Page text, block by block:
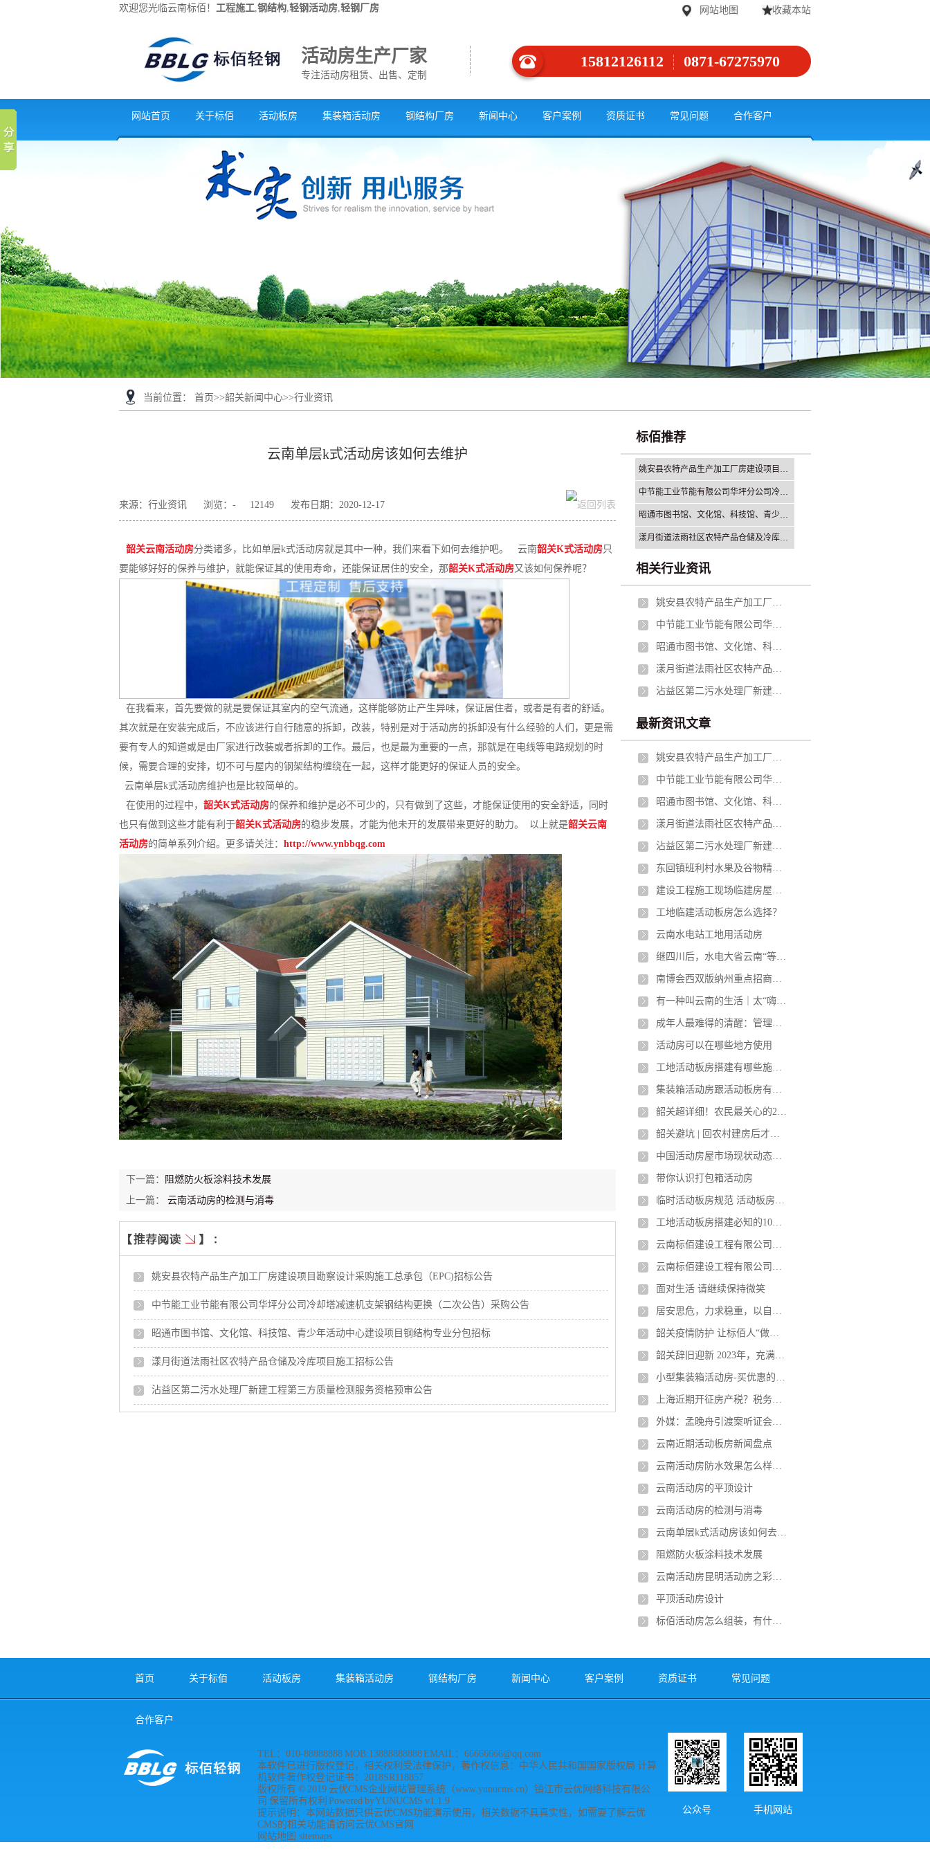
网站地图 收藏本站
欢迎您光临云南标佰！ 工程施工,钢结构,轻钢活动房,轻钢厂房
活动房生产厂家
专注活动房租赁、出售、定制
15812126112 0871-67275970
网站首页 关于标佰 活动板房 集装箱活动房 钢结构厂房 新闻中心 客户案例 资质证书 常见问题 合作客户
当前位置 ： 首页>>韶关新闻中心>>行业资讯
云南单层k式活动房该如何去维护
来源：行业资讯 浏览： - 12149 发布日期：2020-12-17
韶关云南活动房分类诸多，比如单层k式活动房就是其中一种，我们来看下如何去维护吧。 云南韶关K式活动房只
要能够好好的保养与维护，就能保证其的使用寿命，还能保证居住的安全，那韶关K式活动房又该如何保养呢？
在我看来，首先要做的就是要保证其室内的空气流通，这样能够防止产生异味，保证居住者，或者是有者的舒适。
其次就是在安装完成后，不应该进行自行随意的拆卸，改装，特别是对于活动房的拆卸没有什么经验的人们，更是需
要有专人的知道或是由厂家进行改装或者拆卸的工作。最后，也是最为重要的一点，那就是在电线等电路规划的时
候，需要合理的安排，切不可与屋内的钢架结构缠绕在一起，这样才能更好的保证人员的安全。
云南单层k式活动房维护也是比较简单的。
在使用的过程中， 韶关K式活动房的保养和维护是必不可少的，只有做到了这些，才能保证使用的安全舒适，同时
也只有做到这些才能有利于韶关K式活动房的稳步发展，才能为他未开的发展带来更好的助力。 以上就是韶关云南
活动房的简单系列介绍。更多请关注： http://www.ynbbqg.com
下一篇：
阻燃防火板涂料技术发展
上一篇： 云南活动房的检测与消毒
姚安县农特产品生产加工厂房建设项目勘察设计采购施工总承包（EPC)招标公告
中节能工业节能有限公司华坪分公司冷却塔减速机支架钢结构更换（二次公告）采购公告
昭通市图书馆、文化馆、科技馆、青少年活动中心建设项目钢结构专业分包招标
漾月街道法雨社区农特产品仓储及冷库项目施工招标公告
沾益区第二污水处理厂新建工程第三方质量检测服务资格预审公告
标佰推荐
姚安县农特产品生产加工厂房建设项目勘察设计采购施工总承包（EPC)招标公告
中节能工业节能有限公司华坪分公司冷却塔减速机支架钢结构更换（二次公告）采购公告
昭通市图书馆、文化馆、科技馆、青少年活动中心建设项目钢结构专业分包招标
漾月街道法雨社区农特产品仓储及冷库项目施工招标公告
相关行业资讯
姚安县农特产品生产加工厂房建设项目勘察设计采购施工总承包（EPC)招标公告
中节能工业节能有限公司华坪分公司冷却塔减速机支架钢结构更换（二次公告）采购公告
昭通市图书馆、文化馆、科技馆、青少年活动中心建设项目钢结构专业分包招标
漾月街道法雨社区农特产品仓储及冷库项目施工招标公告
沾益区第二污水处理厂新建工程第三方质量检测服务资格预审公告
最新资讯文章
姚安县农特产品生产加工厂房建设项目勘察设计采购施工总承包（EPC)招标公告
中节能工业节能有限公司华坪分公司冷却塔减速机支架钢结构更换（二次公告）采购公告
昭通市图书馆、文化馆、科技馆、青少年活动中心建设项目钢结构专业分包招标
漾月街道法雨社区农特产品仓储及冷库项目施工招标公告
沾益区第二污水处理厂新建工程第三方质量检测服务资格预审公告
东回镇班利村水果及谷物精深加工车间项目资格预审公告
建设工程施工现场临建房屋技术规程（轻型钢结构部分）
工地临建活动板房怎么选择？
云南水电站工地用活动房
继四川后，水电大省云南“等水来”：能源富省为何频现电力吃紧
南博会西双版纳州重点招商引资推介会在昆明举办
有一种叫云南的生活｜太“嗨皮”了，她获得的奖品是1吨柑桔！
成年人最难得的清醒：管理好自己的能量
活动房可以在哪些地方使用
工地活动板房搭建有哪些施工要求?
集装箱活动房跟活动板房有什么区别？那种更好呢？
韶关超详细！农民最关心的22个宅基地问题
韶关避坑 | 回农村建房后才知道，有30个坑在等你
中国活动房屋市场现状动态及前景趋势预测报告2021-2026年
带你认识打包箱活动房
临时活动板房规范 活动板房的质量标准是什么？
工地活动板房搭建必知的10个注意事项！
云南标佰建设工程有限公司介绍--英文版
云南标佰建设工程有限公司介绍--中文版
面对生活 请继续保持微笑
居安思危，力求稳重，以自身确定性应对不确定性
韶关疫情防护 让标佰人“做自己健康的责任人”
韶关辞旧迎新 2023年，充满新希望！
小型集装箱活动房-买优惠的集装箱箱房选择云南标佰轻钢活动房屋
上海近期开征房产税？税务局辟谣：征收试点已超10年
外媒：孟晚舟引渡案听证会结束 法官将于10月21日作出裁决
云南近期活动板房新闻盘点
云南活动房防水效果怎么样呢？防腐性如何？
云南活动房的平顶设计
云南活动房的检测与消毒
云南单层k式活动房该如何去维护
阻燃防火板涂料技术发展
云南活动房昆明活动房之彩钢板活动房
平顶活动房设计
标佰活动房怎么组装，有什么方法
首页 关于标佰 活动板房 集装箱活动房 钢结构厂房 新闻中心 客户案例 资质证书 常见问题
合作客户
TEL：010-88888888 MOB:13888888888 EMAIL：66666666@qq.com
本软件已进行版权登记，相关权利受法律保护，著作权信息：中华人民共和国国家版权局 计算
机软件著作权登记证书：2018SR118857
版权所有 © 2019 云优CMS企业网站管理系统（www.yunucms.cn）镇江市云优网络科技有限公
司 保留所有权利 Powered by YUNUCMS v1.1.9
提示说明：本网站数据只供云优CMS功能演示使用，相关数据不具真实性，如需要了解云优
CMS的相关功能请访问云优CMS官网
网站地图 sitemaps
公众号 手机网站